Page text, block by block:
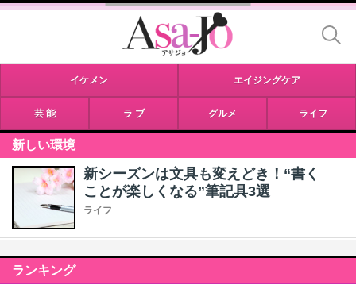
イケメン エイジングケア
芸 能 ラ ブ グルメ ライフ
新しい環境
新シーズンは文具も変えどき！“書く
ことが楽しくなる”筆記具3選
ライフ
ランキング